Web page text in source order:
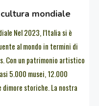
mondiale
Nel 2023, l’Italia si è
al mondo in termini di
Con un patrimonio artistico
5.000 musei, 12.000
storiche. La nostra